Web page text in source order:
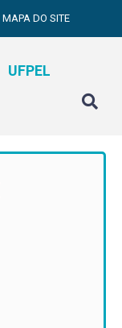
MAPA DO SITE
UFPEL